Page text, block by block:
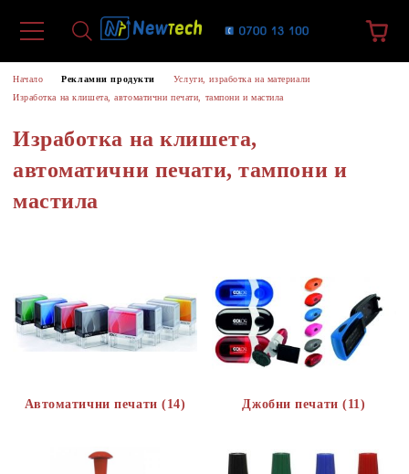
Начало Рекламни продукти
Услуги, изработка на материали
Изработка на клишета, автоматични печати, тампони и мастила
Изработка на клишета,
автоматични печати, тампони и
мастила
Автоматични печати (14) Джобни печати (11)